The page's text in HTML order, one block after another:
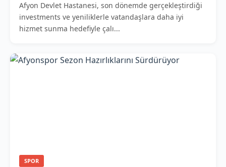
Afyon Devlet Hastanesi, son dönemde gerçekleştirdiği
investments ve yeniliklerle vatandaşlara daha iyi
hizmet sunma hedefiyle çalı...
SPOR